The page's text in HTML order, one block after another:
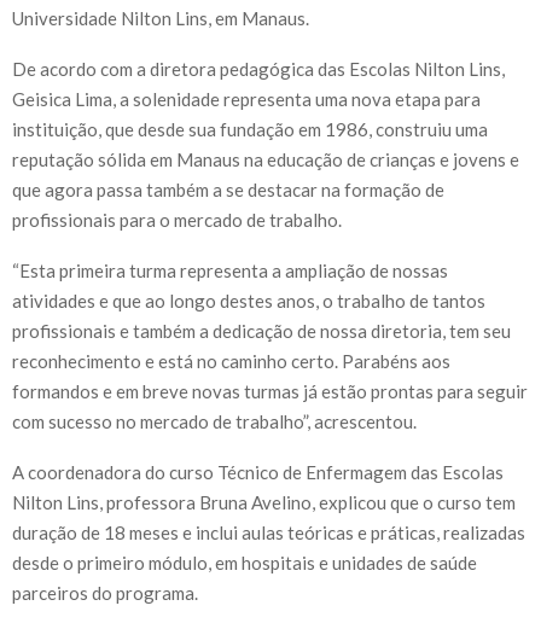
Universidade Nilton Lins, em Manaus.
De acordo com a diretora pedagógica das Escolas Nilton Lins,
Geisica Lima, a solenidade representa uma nova etapa para
instituição, que desde sua fundação em 1986, construiu uma
reputação sólida em Manaus na educação de crianças e jovens e
que agora passa também a se destacar na formação de
profissionais para o mercado de trabalho.
“Esta primeira turma representa a ampliação de nossas
atividades e que ao longo destes anos, o trabalho de tantos
profissionais e também a dedicação de nossa diretoria, tem seu
reconhecimento e está no caminho certo. Parabéns aos
formandos e em breve novas turmas já estão prontas para seguir
com sucesso no mercado de trabalho”, acrescentou.
A coordenadora do curso Técnico de Enfermagem das Escolas
Nilton Lins, professora Bruna Avelino, explicou que o curso tem
duração de 18 meses e inclui aulas teóricas e práticas, realizadas
desde o primeiro módulo, em hospitais e unidades de saúde
parceiros do programa.